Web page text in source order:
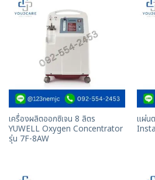
เครื่องผลิตออกซิเจน 8 ลิตร
YUWELL Oxygen Concentrator
รุ่น 7F-8AW
แผ่น